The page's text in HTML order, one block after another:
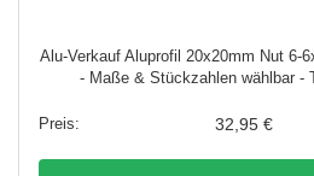
Alu-Verkauf Aluprofil 20x20mm Nut 6-
- Maße & Stückzahlen wählbar -
32,95 €